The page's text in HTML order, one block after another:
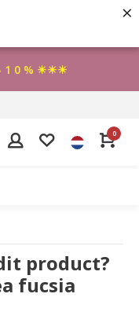
×
- 1 0 % ☀☀☀
0
product?
fucsia